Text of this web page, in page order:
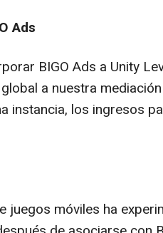
Ads
BIGO Ads a Unity
a nuestra
instancia, los ingresos
juegos móviles ha